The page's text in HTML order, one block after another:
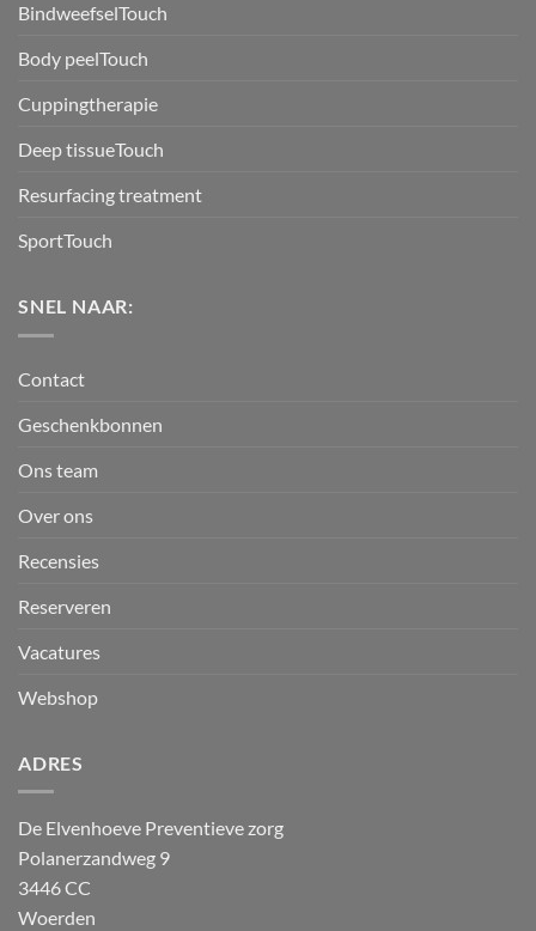
BindweefselTouch
Body peelTouch
Cuppingtherapie
Deep tissueTouch
Resurfacing treatment
SportTouch
SNEL NAAR:
Contact
Geschenkbonnen
Ons team
Over ons
Recensies
Reserveren
Vacatures
Webshop
ADRES
De Elvenhoeve Preventieve zorg
Polanerzandweg 9
3446 CC
Woerden